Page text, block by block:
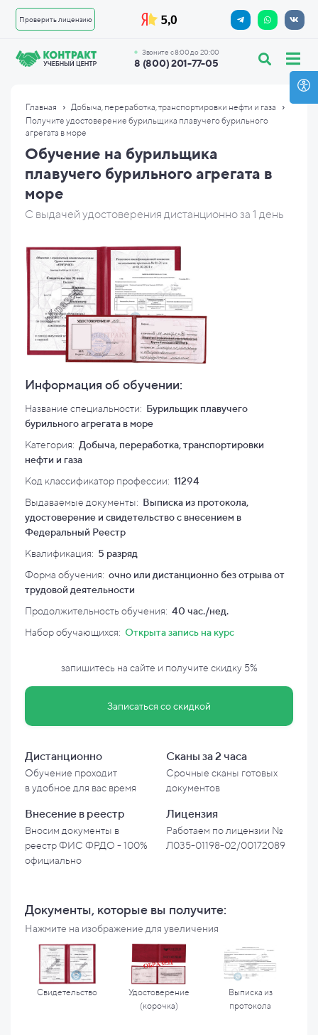
Проверить лицензию
8 (800) 201-77-05
Звоните с 8:00 до 20:00
Главная › Добыча, переработка, транспортировки нефти и газа ›
Получите удостоверение бурильщика плавучего бурильного
агрегата в море
Обучение на бурильщика
плавучего бурильного агрегата в
море
С выдачей удостоверения дистанционно за 1 день
Информация об обучении:
Название специальности: Бурильщик плавучего
бурильного агрегата в море
Категория: Добыча, переработка, транспортировки
нефти и газа
Код классификатор профессии: 11294
Выдаваемые документы: Выписка из протокола,
удостоверение и свидетельство с внесением в
Федеральный Реестр
Квалификация: 5 разряд
Форма обучения: очно или дистанционно без отрыва от
трудовой деятельности
Продолжительность обучения: 40 час./нед.
Набор обучающихся: Открыта запись на курс
запишитесь на сайте и получите скидку 5%
Записаться со скидкой
Дистанционно
Обучение проходит
вудобное для вас время
Сканы за 2 часа
Срочные сканы готовых
документов
Внесение в реестр
Вносим документы в
реестр ФИС ФРДО - 100%
официально
Лицензия
Работаем по лицензии №
Л035-01198-02/00172089
Документы, которые вы получите:
Нажмите на изображение для увеличения
Свидетельство
Удостоверение
(корочка)
Выписка из
протокола